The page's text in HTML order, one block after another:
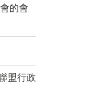
的會
盟行政